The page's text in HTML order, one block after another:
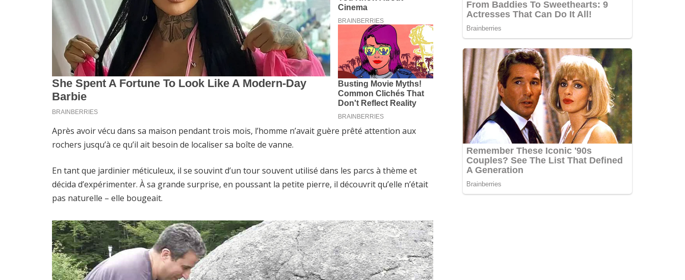
Après avoir vécu dans sa maison pendant trois mois, l’homme n’avait guère prêté attention aux
rochers jusqu’à ce qu’il ait besoin de localiser sa boîte de vanne.
En tant que jardinier méticuleux, il se souvint d’un tour souvent utilisé dans les parcs à thème et
décida d’expérimenter. À sa grande surprise, en poussant la petite pierre, il découvrit qu’elle n’était
pas naturelle – elle bougeait.